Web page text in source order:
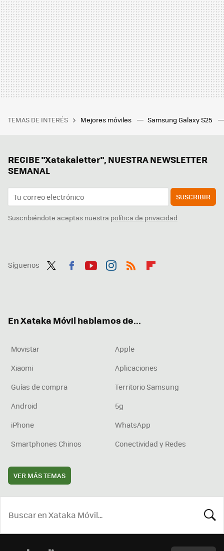
TEMAS DE INTERÉS Mejores móviles Samsung Galaxy S25
RECIBE "Xatakaletter", NUESTRA NEWSLETTER
SEMANAL
SUSCRIBIR
Suscribiéndote aceptas nuestra política de privacidad
Síguenos
En Xataka Móvil hablamos de...
Movistar
Apple
Xiaomi
Aplicaciones
Guías de compra
Territorio Samsung
Android
5g
iPhone
WhatsApp
Smartphones Chinos
Conectividad y Redes
VER MÁS TEMAS